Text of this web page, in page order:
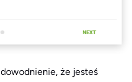
że jesteś